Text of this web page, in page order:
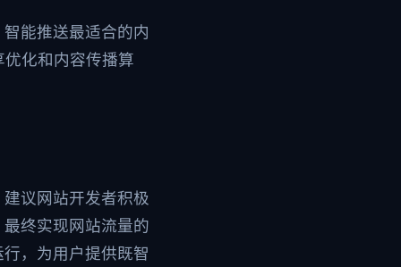
能推送最适合的内
化和内容传播算
议网站开发者积极
终实现网站流量的
，为用户提供既智